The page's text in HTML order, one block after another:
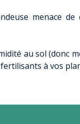
VOTRE
ISÈRE TOUR EN
menace de
au sol (donc
à vos